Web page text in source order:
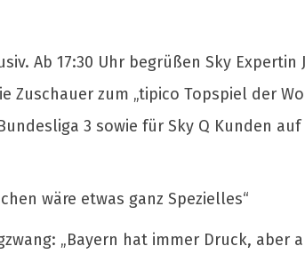
Ab 17:30 Uhr begrüßen Sky
zum „tipico Topspiel der
3 sowie für Sky Q Kunden
wäre etwas ganz Spezielles“
„Bayern hat immer Druck,